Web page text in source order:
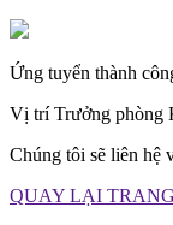
Ứng tuyển thành
Vị trí Trưởng phòng
Chúng tôi sẽ liên hệ
QUAY LẠI